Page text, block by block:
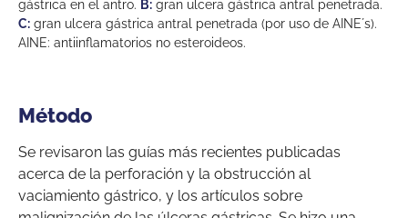
gástrica en el antro. B: gran ulcera gástrica antral penetrada.
C: gran ulcera gástrica antral penetrada (por uso de AINE´s).
AINE: antiinflamatorios no esteroideos.
Método
Se revisaron las guías más recientes publicadas
acerca de la perforación y la obstrucción al
vaciamiento gástrico, y los artículos sobre